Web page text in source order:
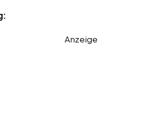
Anzeige